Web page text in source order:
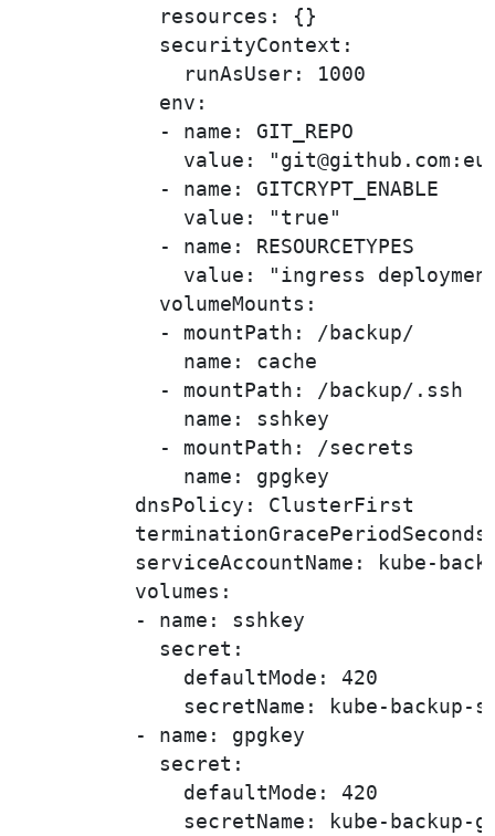
            resources: {}
            securityContext:
              runAsUser: 1000
            env:
            - name: GIT_REPO
value:
            - name: GITCRYPT_ENABLE
              value: "true"
            - name: RESOURCETYPES
value: "ingress
            volumeMounts:
            - mountPath: /backup/
              name: cache
            - mountPath: /backup/.ssh
              name: sshkey
            - mountPath: /secrets
              name: gpgkey
          dnsPolicy: ClusterFirst
serviceAccountName: kube-
          volumes:
          - name: sshkey
            secret:
              defaultMode: 420
secretName: kube-backup-
          - name: gpgkey
            secret:
              defaultMode: 420
secretName: kube-backup-